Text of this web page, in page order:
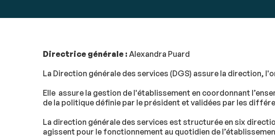
Directrice générale : Alexandra Puard
La Direction générale des services (DGS) assure la
Elle assure la gestion de l'établissement en coordonnant
de la politique définie par le président et validées par les
La direction générale des services est structurée en six
agissent pour le fonctionnement au quotidien de